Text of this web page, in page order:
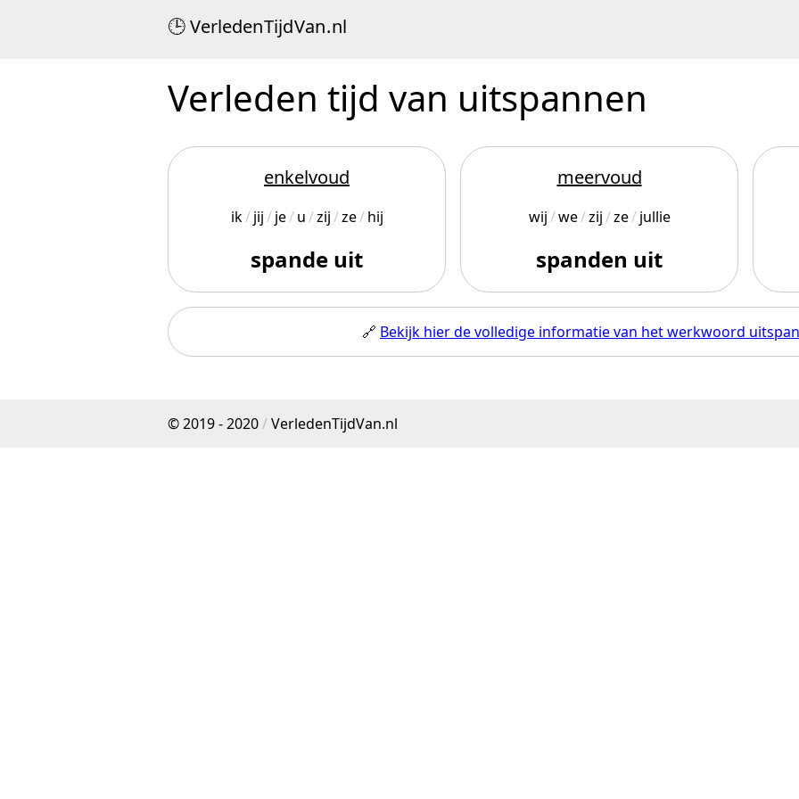
VerledenTijdVan.nl
Verleden tijd van uitspannen
enkelvoud
ik jij je u zij ze hij
spande uit
meervoud
wij we zij ze jullie
spanden uit
🔗 Bekijk hier de volledige informatie van het werkwoord
© 2019 - 2020/VerledenTijdVan.nl